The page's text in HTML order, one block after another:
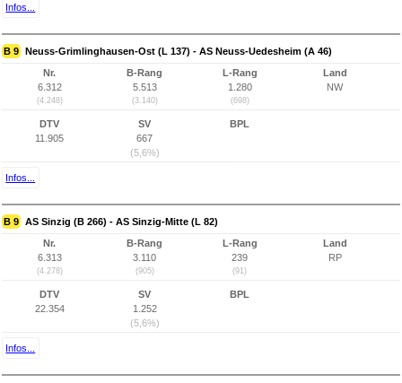
Infos...
B 9 Neuss-Grimlinghausen-Ost (L 137) - AS Neuss-Uedesheim (A 46)
Nr.
6.312
(4.248)
B-Rang
5.513
(3.140)
L-Rang
1.280
(698)
Land
NW
DTV
11.905
SV
667
(5,6%)
BPL
Infos...
B 9 AS Sinzig (B 266) - AS Sinzig-Mitte (L 82)
Nr.
6.313
(4.278)
B-Rang
3.110
(905)
L-Rang
239
(91)
Land
RP
DTV
22.354
SV
1.252
(5,6%)
BPL
Infos...